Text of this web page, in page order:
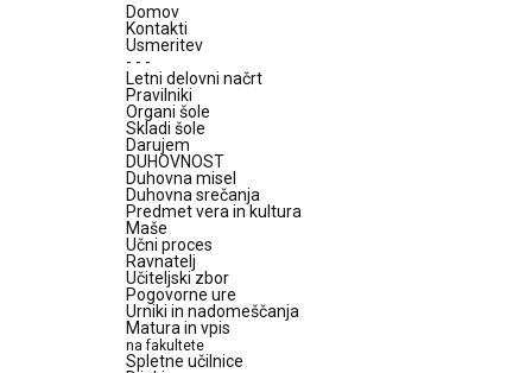
Domov
Kontakti
Usmeritev
- - -
Letni delovni načrt
Pravilniki
Organi šole
Skladi šole
Darujem
DUHOVNOST
Duhovna misel
Duhovna srečanja
Predmet vera in kultura
Maše
Učni proces
Ravnatelj
Učiteljski zbor
Pogovorne ure
Urniki in nadomeščanja
Matura in vpis
na fakultete
Spletne učilnice